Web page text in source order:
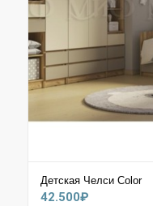
Детская Челси Сolor
42.500₽